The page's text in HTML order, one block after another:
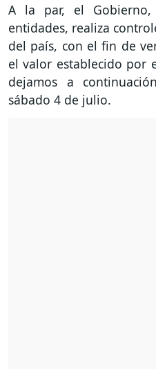
A la par, el
entidades, realiza
del país, con el fin de
el valor establecido por
dejamos a
sábado 4 de julio.